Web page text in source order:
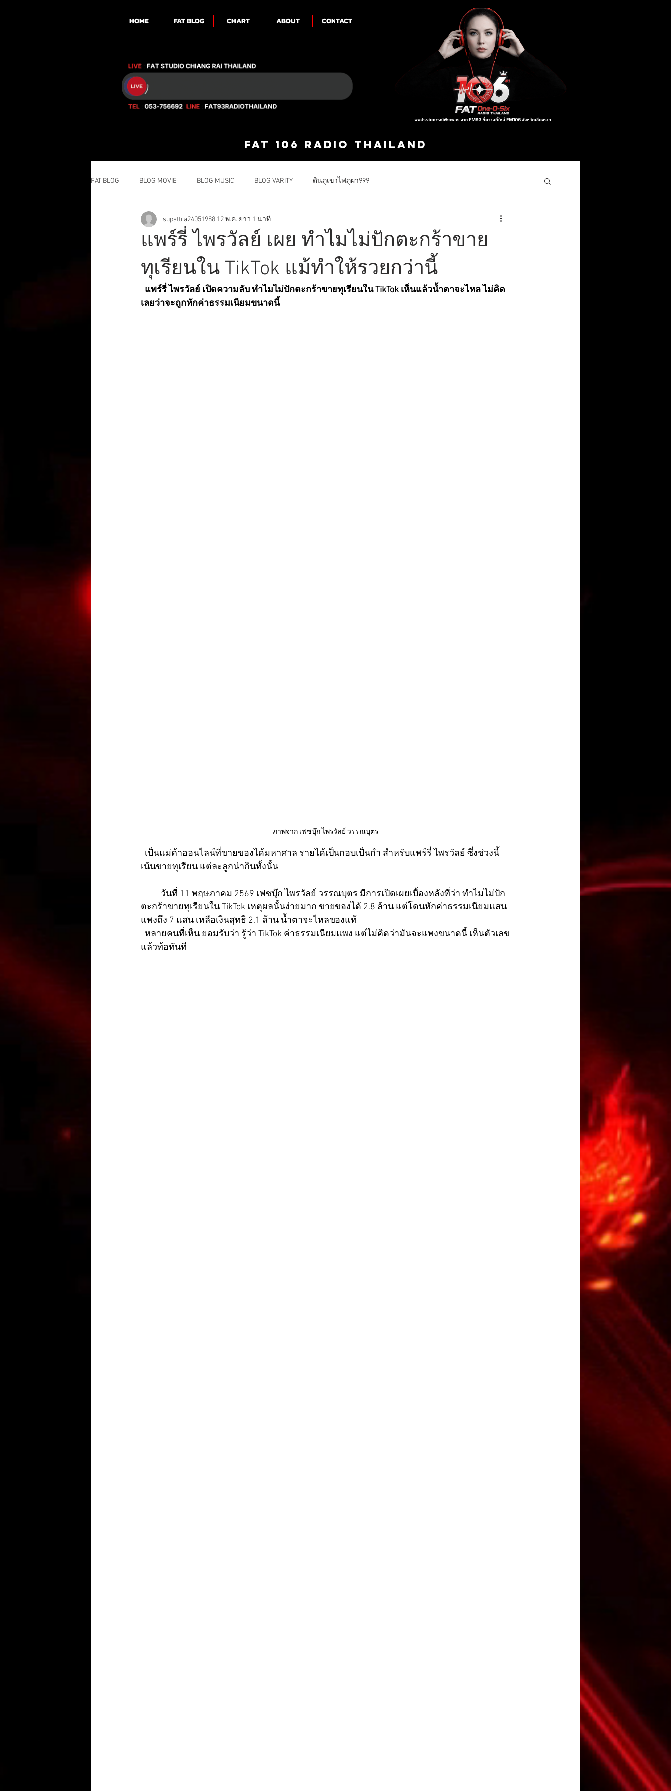
HOME FAT BLOG CHART ABOUT CONTACT
FAT 106 RADIO THAILAND
FAT BLOG BLOG MOVIE BLOG MUSIC BLOG VARITY ดินภูเขาไฟภูผา999
แพร์รี่ ไพรวัลย์ เผย ทำไมไม่ปักตะกร้าขาย
ทุเรียนใน TikTok แม้ทำให้รวยกว่านี้
supattra24051988 12 พ.ค. ยาว 1 นาที
แพร์รี่ ไพรวัลย์ เปิดความลับ ทำไมไม่ปักตะกร้าขายทุเรียนใน TikTok เห็นแล้วน้ำตาจะไหล ไม่คิด
เลยว่าจะถูกหักค่าธรรมเนียมขนาดนี้
ภาพจาก เฟซบุ๊ก ไพรวัลย์ วรรณบุตร
เป็นแม่ค้าออนไลน์ที่ขายของได้มหาศาล รายได้เป็นกอบเป็นกำ สำหรับแพร์รี่ ไพรวัลย์ ซึ่งช่วงนี้
เน้นขายทุเรียน แต่ละลูกน่ากินทั้งนั้น
วันที่ 11 พฤษภาคม 2569 เฟซบุ๊ก ไพรวัลย์ วรรณบุตร มีการเปิดเผยเบื้องหลังที่ว่า ทำไมไม่ปัก
ตะกร้าขายทุเรียนใน TikTok เหตุผลนั้นง่ายมาก ขายของได้ 2.8 ล้าน แต่โดนหักค่าธรรมเนียมแสน
แพงถึง 7 แสน เหลือเงินสุทธิ 2.1 ล้าน น้ำตาจะไหลของแท้
หลายคนที่เห็น ยอมรับว่า รู้ว่า TikTok ค่าธรรมเนียมแพง แต่ไม่คิดว่ามันจะแพงขนาดนี้ เห็นตัวเลข
แล้วท้อทันที